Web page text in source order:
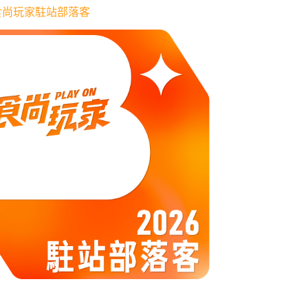
尚玩家駐站部落客